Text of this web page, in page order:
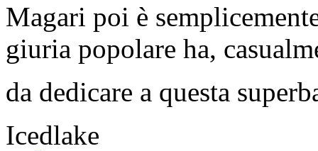
Magari poi è
giuria popolare ha,
da dedicare a questa
Icedlake